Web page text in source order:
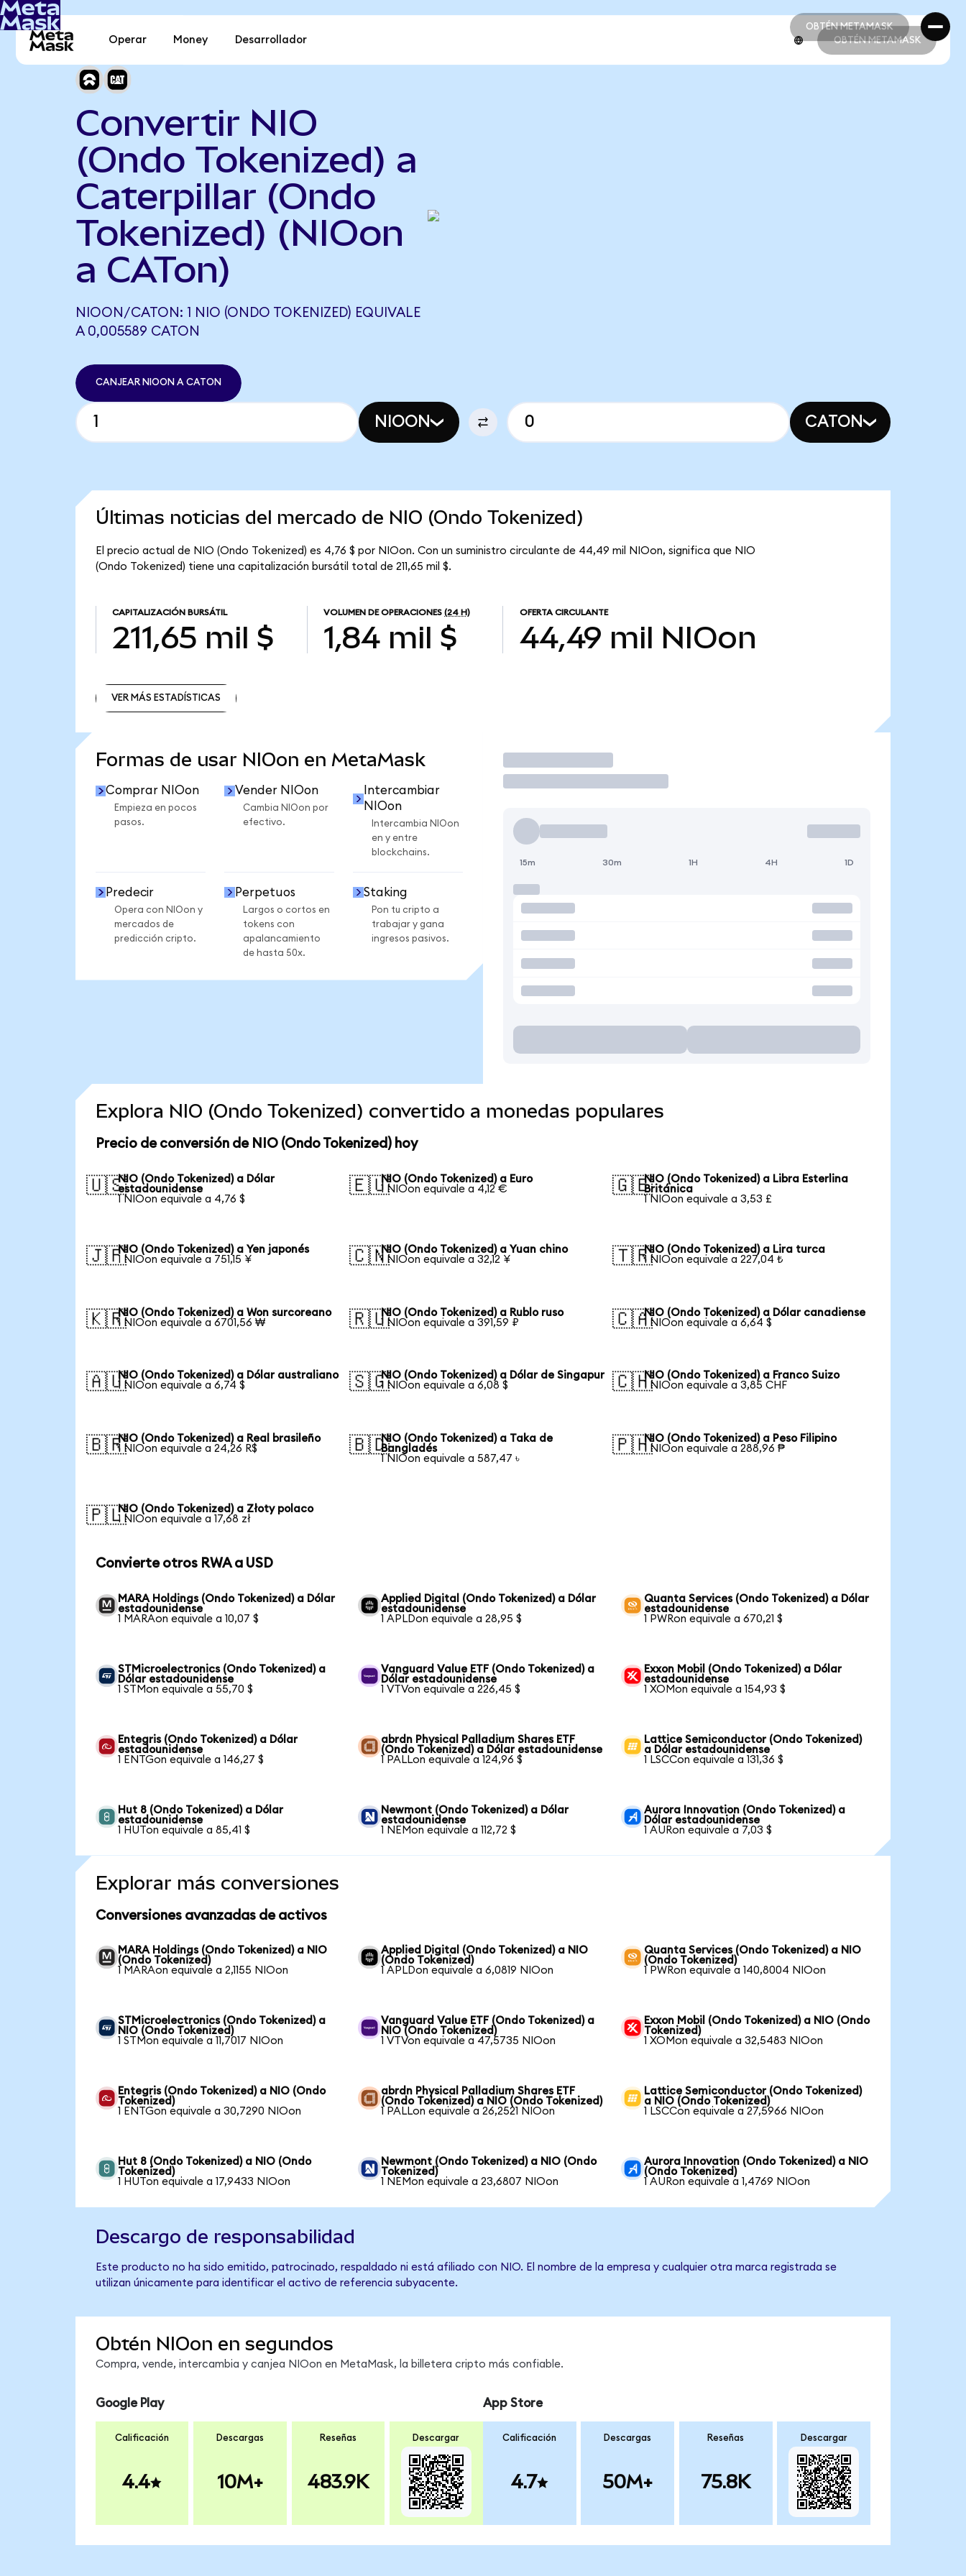
OBTÉN METAMASK
OBTÉN METAMASK
Operar Money Desarrollador OBTÉN METAMASK
Convertir NIO
(Ondo Tokenized) a
Caterpillar (Ondo
Tokenized) (NIOon
a CATon)
NIOON/CATON: 1 NIO (ONDO TOKENIZED) EQUIVALE
A 0,005589 CATON
CANJEAR NIOON A CATON
NIOON CATON
Últimas noticias del mercado de NIO (Ondo Tokenized)
El precio actual de NIO (Ondo Tokenized) es 4,76 $ por NIOon. Con un suministro circulante de 44,49 mil NIOon, significa que NIO
(Ondo Tokenized) tiene una capitalización bursátil total de 211,65 mil $.
CAPITALIZACIÓN BURSÁTIL
211,65 mil $
VOLUMEN DE OPERACIONES (24 H)
1,84 mil $
OFERTA CIRCULANTE
44,49 mil NIOon
VER MÁS ESTADÍSTICAS
Formas de usar NIOon en MetaMask
Comprar NIOon
Empieza en pocos
pasos.
Vender NIOon
Cambia NIOon por
efectivo.
Intercambiar
NIOon
Intercambia NIOon
en y entre
blockchains.
Predecir
Opera con NIOon y
mercados de
predicción cripto.
Perpetuos
Largos o cortos en
tokens con
apalancamiento
de hasta 50x.
Staking
Pon tu cripto a
trabajar y gana
ingresos pasivos.
Operar
15m 30m 1H 4H 1D
Explora NIO (Ondo Tokenized) convertido a monedas populares
Precio de conversión de NIO (Ondo Tokenized) hoy
🇺🇸NIO (Ondo Tokenized) a Dólar
estadounidense
1 NIOon equivale a 4,76 $
🇪🇺NIO (Ondo Tokenized) a Euro
1 NIOon equivale a 4,12 €
🇬🇧NIO (Ondo Tokenized) a Libra Esterlina
Británica
1 NIOon equivale a 3,53 £
🇯🇵NIO (Ondo Tokenized) a Yen japonés
1 NIOon equivale a 751,15 ¥
🇨🇳NIO (Ondo Tokenized) a Yuan chino
1 NIOon equivale a 32,12 ¥
🇹🇷NIO (Ondo Tokenized) a Lira turca
1 NIOon equivale a 227,04 ₺
🇰🇷NIO (Ondo Tokenized) a Won surcoreano
1 NIOon equivale a 6701,56 ₩
🇷🇺NIO (Ondo Tokenized) a Rublo ruso
1 NIOon equivale a 391,59 ₽
🇨🇦NIO (Ondo Tokenized) a Dólar canadiense
1 NIOon equivale a 6,64 $
🇦🇺NIO (Ondo Tokenized) a Dólar australiano
1 NIOon equivale a 6,74 $
🇸🇬NIO (Ondo Tokenized) a Dólar de Singapur
1 NIOon equivale a 6,08 $
🇨🇭NIO (Ondo Tokenized) a Franco Suizo
1 NIOon equivale a 3,85 CHF
🇧🇷NIO (Ondo Tokenized) a Real brasileño
1 NIOon equivale a 24,26 R$
🇧🇩NIO (Ondo Tokenized) a Taka de
Bangladés
1 NIOon equivale a 587,47 ৳
🇵🇭NIO (Ondo Tokenized) a Peso Filipino
1 NIOon equivale a 288,96 ₱
🇵🇱NIO (Ondo Tokenized) a Złoty polaco
1 NIOon equivale a 17,68 zł
Convierte otros RWA a USD
MARA Holdings (Ondo Tokenized) a Dólar
estadounidense
1 MARAon equivale a 10,07 $
Applied Digital (Ondo Tokenized) a Dólar
estadounidense
1 APLDon equivale a 28,95 $
Quanta Services (Ondo Tokenized) a Dólar
estadounidense
1 PWRon equivale a 670,21 $
STMicroelectronics (Ondo Tokenized) a
Dólar estadounidense
1 STMon equivale a 55,70 $
Vanguard Value ETF (Ondo Tokenized) a
Dólar estadounidense
1 VTVon equivale a 226,45 $
Exxon Mobil (Ondo Tokenized) a Dólar
estadounidense
1 XOMon equivale a 154,93 $
Entegris (Ondo Tokenized) a Dólar
estadounidense
1 ENTGon equivale a 146,27 $
abrdn Physical Palladium Shares ETF
(Ondo Tokenized) a Dólar estadounidense
1 PALLon equivale a 124,96 $
Lattice Semiconductor (Ondo Tokenized)
a Dólar estadounidense
1 LSCCon equivale a 131,36 $
Hut 8 (Ondo Tokenized) a Dólar
estadounidense
1 HUTon equivale a 85,41 $
Newmont (Ondo Tokenized) a Dólar
estadounidense
1 NEMon equivale a 112,72 $
Aurora Innovation (Ondo Tokenized) a
Dólar estadounidense
1 AURon equivale a 7,03 $
Explorar más conversiones
Conversiones avanzadas de activos
MARA Holdings (Ondo Tokenized) a NIO
(Ondo Tokenized)
1 MARAon equivale a 2,1155 NIOon
Applied Digital (Ondo Tokenized) a NIO
(Ondo Tokenized)
1 APLDon equivale a 6,0819 NIOon
Quanta Services (Ondo Tokenized) a NIO
(Ondo Tokenized)
1 PWRon equivale a 140,8004 NIOon
STMicroelectronics (Ondo Tokenized) a
NIO (Ondo Tokenized)
1 STMon equivale a 11,7017 NIOon
Vanguard Value ETF (Ondo Tokenized) a
NIO (Ondo Tokenized)
1 VTVon equivale a 47,5735 NIOon
Exxon Mobil (Ondo Tokenized) a NIO (Ondo
Tokenized)
1 XOMon equivale a 32,5483 NIOon
Entegris (Ondo Tokenized) a NIO (Ondo
Tokenized)
1 ENTGon equivale a 30,7290 NIOon
abrdn Physical Palladium Shares ETF
(Ondo Tokenized) a NIO (Ondo Tokenized)
1 PALLon equivale a 26,2521 NIOon
Lattice Semiconductor (Ondo Tokenized)
a NIO (Ondo Tokenized)
1 LSCCon equivale a 27,5966 NIOon
Hut 8 (Ondo Tokenized) a NIO (Ondo
Tokenized)
1 HUTon equivale a 17,9433 NIOon
Newmont (Ondo Tokenized) a NIO (Ondo
Tokenized)
1 NEMon equivale a 23,6807 NIOon
Aurora Innovation (Ondo Tokenized) a NIO
(Ondo Tokenized)
1 AURon equivale a 1,4769 NIOon
Descargo de responsabilidad
Este producto no ha sido emitido, patrocinado, respaldado ni está afiliado con NIO. El nombre de la empresa y cualquier otra marca registrada se
utilizan únicamente para identificar el activo de referencia subyacente.
Obtén NIOon en segundos
Compra, vende, intercambia y canjea NIOon en MetaMask, la billetera cripto más confiable.
Google Play
Calificación
4.4
Descargas
10M+
Reseñas
483.9K
Descargar
App Store
Calificación
4.7
Descargas
50M+
Reseñas
75.8K
Descargar